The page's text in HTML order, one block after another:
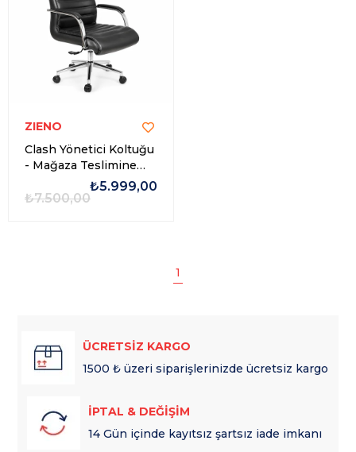
ZIENO
Clash Yönetici Koltuğu
- Mağaza Teslimine
₺5.999,00
₺7.500,00
1
ÜCRETSİZ KARGO
1500 ₺ üzeri siparişlerinizde ücretsiz kargo
İPTAL & DEĞİŞİM
14 Gün içinde kayıtsız şartsız iade imkanı